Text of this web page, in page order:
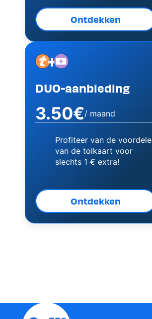
Ontdekken
Image
+Image
DUO-aanbieding
3.50€/ maand
Profiteer van de
van de tolkaart voor
slechts 1 € extra!
Ontdekken